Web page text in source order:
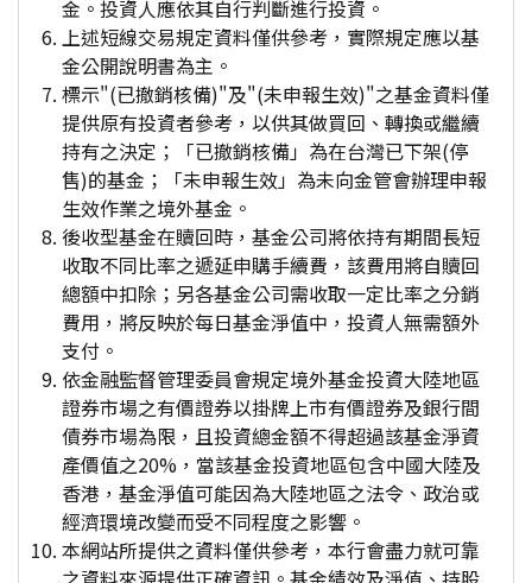
金。投資人應依其自行判斷進行投資。
上述短線交易規定資料僅供參考，實際規定應以基
金公開說明書為主。
標示"(已撤銷核備)"及"(未申報生效)"之基金資料僅
提供原有投資者參考，以供其做買回、轉換或繼續
持有之決定；「已撤銷核備」為在台灣已下架(停
售)的基金；「未申報生效」為未向金管會辦理申報
生效作業之境外基金。
後收型基金在贖回時，基金公司將依持有期間長短
收取不同比率之遞延申購手續費，該費用將自贖回
總額中扣除；另各基金公司需收取一定比率之分銷
費用，將反映於每日基金淨值中，投資人無需額外
支付。
依金融監督管理委員會規定境外基金投資大陸地區
證券市場之有價證券以掛牌上市有價證券及銀行間
債券市場為限，且投資總金額不得超過該基金淨資
產價值之20%，當該基金投資地區包含中國大陸及
香港，基金淨值可能因為大陸地區之法令、政治或
經濟環境改變而受不同程度之影響。
本網站所提供之資料僅供參考，本行會盡力就可靠